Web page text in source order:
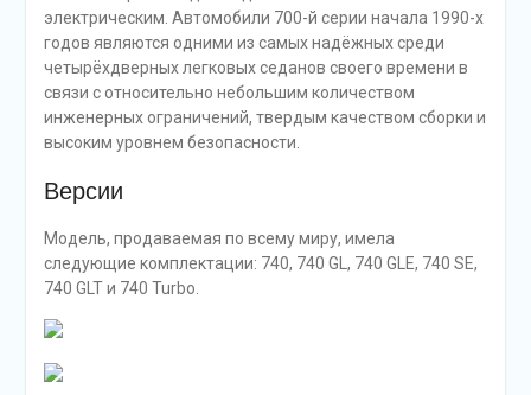
электрическим. Автомобили 700-й серии начала 1990-х
годов являются одними из самых надёжных среди
четырёхдверных легковых седанов своего времени в
связи с относительно небольшим количеством
инженерных ограничений, твердым качеством сборки и
высоким уровнем безопасности.
Версии
Модель, продаваемая по всему миру, имела
следующие комплектации: 740, 740 GL, 740 GLE, 740 SE,
740 GLT и 740 Turbo.